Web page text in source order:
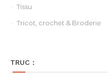
Tissu
Tricot, crochet & Broderie
TRUC :